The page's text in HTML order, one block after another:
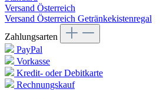
Versand Österreich
Versand Österreich Getränkekistenregal
Zahlungsarten
PayPal
Vorkasse
Kredit- oder Debitkarte
Rechnungskauf